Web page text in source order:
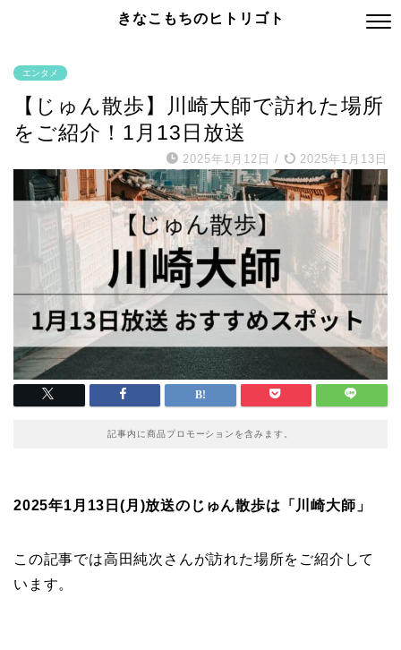
きなこもちのヒトリゴト
エンタメ
【じゅん散歩】川崎大師で訪れた場所
をご紹介！1月13日放送
2025年1月12日 / 2025年1月13日
記事内に商品プロモーションを含みます。
2025年1月13日(月)放送のじゅん散歩は「川崎大師」
この記事では高田純次さんが訪れた場所をご紹介して
います。